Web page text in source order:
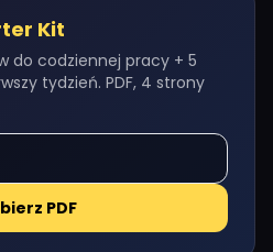
Kit
do codziennej pracy + 5
tydzień. PDF, 4 strony
PDF